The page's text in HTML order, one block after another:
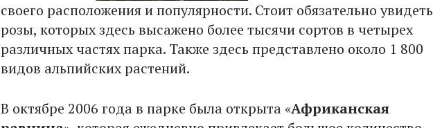
своего расположения и популярности. Стоит обязательно увидеть
розы, которых здесь высажено более тысячи сортов в четырех
различных частях парка. Также здесь представлено около 1 800
видов альпийских растений.
В октябре 2006 года в парке была открыта «Африканская